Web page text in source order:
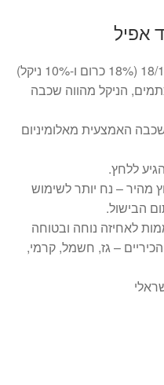
אפיל
עשוי מנירוסטה איכותית, 18/10 (18% כרום ו-10% ניקל)
הניקל מהווה שכבה
האמצעית מאלומיניום
ללחץ.
מהיר – נח יותר לשימוש
הבישול.
לאחיזה נוחה ובטוחה
– גז, חשמל, קרמי,